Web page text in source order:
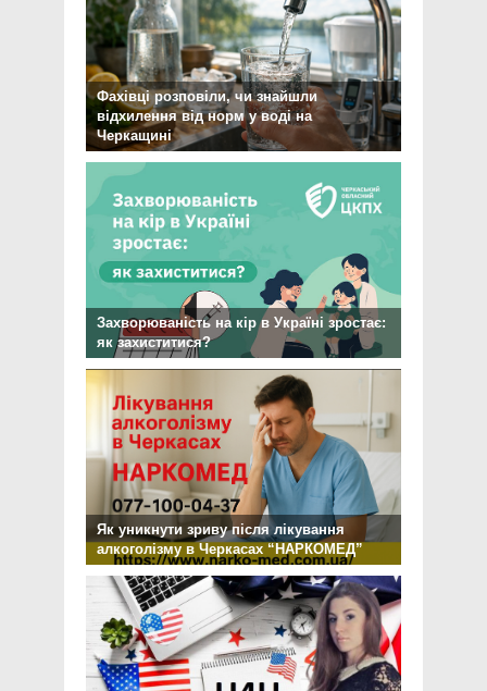
Фахівці розповіли, чи знайшли
відхилення від норм у воді на
Черкащині
Захворюваність на кір в Україні зростає:
як захиститися?
Як уникнути зриву після лікування
алкоголізму в Черкасах “НАРКОМЕД”